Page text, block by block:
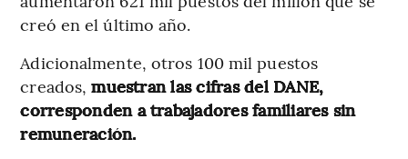
creó en el último año.
Adicionalmente, otros 100 mil puestos
creados,muestran las cifras del DANE,
corresponden a trabajadores familiares sin
remuneración.